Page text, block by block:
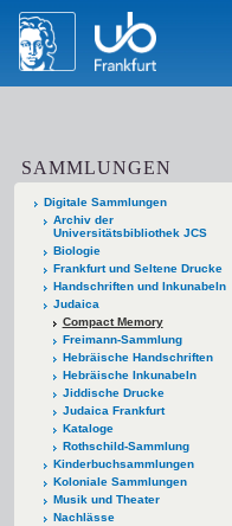
SAMMLUNGEN
Digitale Sammlungen
Archiv der
Universitätsbibliothek JCS
Biologie
Frankfurt und Seltene Drucke
Handschriften und Inkunabeln
Judaica
Compact Memory
Freimann-Sammlung
Hebräische Handschriften
Hebräische Inkunabeln
Jiddische Drucke
Judaica Frankfurt
Kataloge
Rothschild-Sammlung
Kinderbuchsammlungen
Koloniale Sammlungen
Musik und Theater
Nachlässe